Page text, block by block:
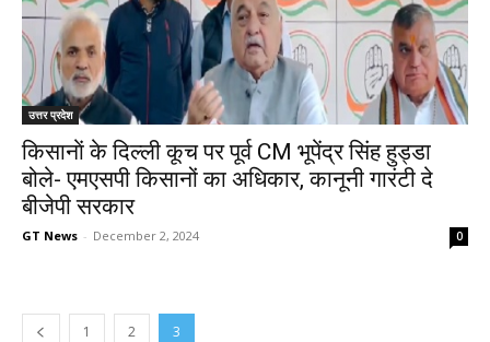
उत्तर प्रदेश
किसानाें के दिल्ली कूच पर पूर्व CM भूपेंद्र सिंह हुड्डा
बोले- एमएसपी किसानों का अधिकार, कानूनी गारंटी दे
बीजेपी सरकार
GT News - December 2, 2024 0
1 2 3